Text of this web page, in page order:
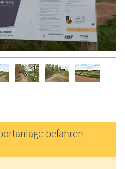
befahren